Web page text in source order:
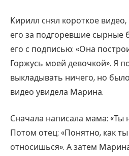
Кирилл снял короткое
его за подгоревшие сырные
его с подписью: «Она
Горжусь моей девочкой». Я
выкладывать ничего, но
видео увидела Марина.
Сначала написала мама: «Ты
Потом отец: «Понятно, как
относишься». А затем